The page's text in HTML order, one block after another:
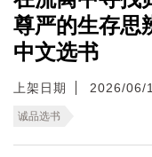
尊严的生存
中文选书
上架日期 2026/06/
诚品选书